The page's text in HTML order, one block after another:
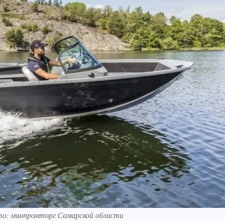
минпромторг Самарской области